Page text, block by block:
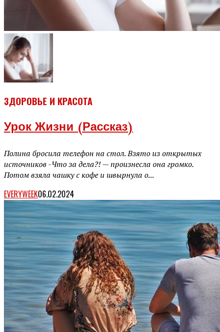
ЗДОРОВЬЕ И КРАСОТА
Урок Жизни (рассказ)
Полина бросила телефон на стол. Взято из открытых
источников -Что за дела?! — произнесла она громко.
Потом взяла чашку с кофе и швырнула о...
EVERYWEEK06.02.2024